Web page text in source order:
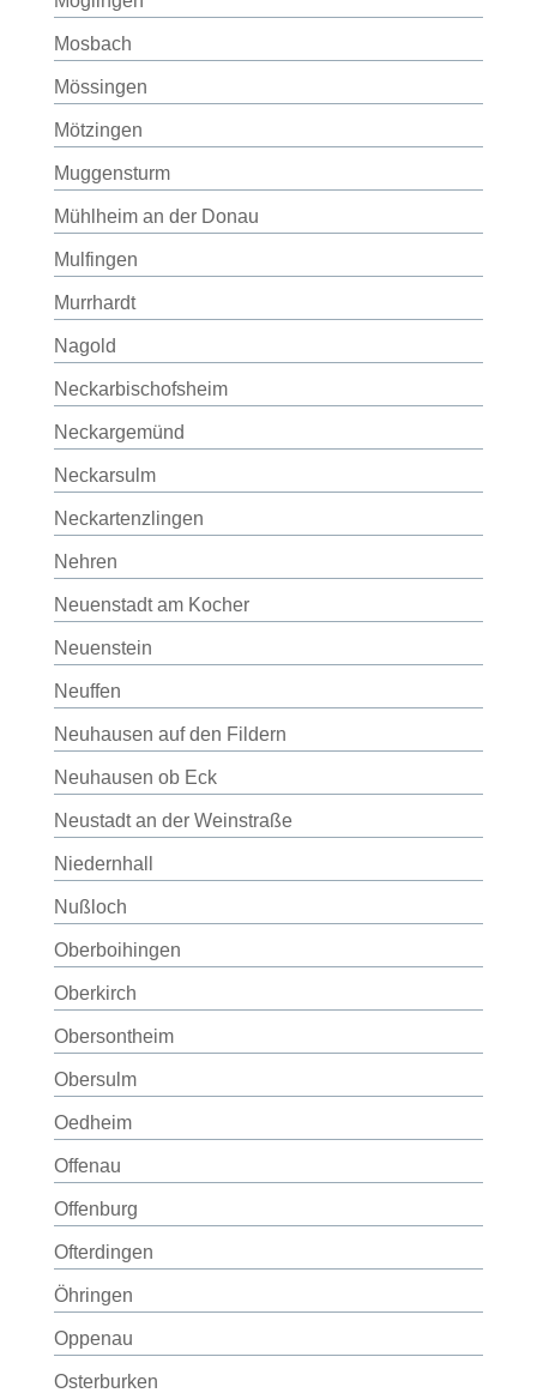
Mosbach
Mössingen
Mötzingen
Muggensturm
Mühlheim an der Donau
Mulfingen
Murrhardt
Nagold
Neckarbischofsheim
Neckargemünd
Neckarsulm
Neckartenzlingen
Nehren
Neuenstadt am Kocher
Neuenstein
Neuffen
Neuhausen auf den Fildern
Neuhausen ob Eck
Neustadt an der Weinstraße
Niedernhall
Nußloch
Oberboihingen
Oberkirch
Obersontheim
Obersulm
Oedheim
Offenau
Offenburg
Ofterdingen
Öhringen
Oppenau
Osterburken